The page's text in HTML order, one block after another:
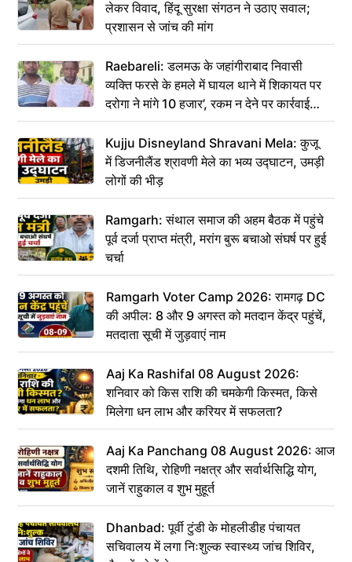
लेकर विवाद, हिंदू सुरक्षा संगठन ने उठाए सवाल;
प्रशासन से जांच की मांग
Raebareli: डलमऊ के जहांगीराबाद निवासी
व्यक्ति फरसे के हमले में घायल थाने में शिकायत पर
दरोगा ने मांगे 10 हजार’, रकम न देने पर कार्रवाई
ठंडी!
Kujju Disneyland Shravani Mela: कुजू
में डिजनीलैंड श्रावणी मेले का भव्य उद्घाटन, उमड़ी
लोगों की भीड़
Ramgarh: संथाल समाज की अहम बैठक में पहुंचे
पूर्व दर्जा प्राप्त मंत्री, मरांग बुरू बचाओ संघर्ष पर हुई
चर्चा
Ramgarh Voter Camp 2026: रामगढ़ DC
की अपील: 8 और 9 अगस्त को मतदान केंद्र पहुंचें,
मतदाता सूची में जुड़वाएं नाम
Aaj Ka Rashifal 08 August 2026:
शनिवार को किस राशि की चमकेगी किस्मत, किसे
मिलेगा धन लाभ और करियर में सफलता?
Aaj Ka Panchang 08 August 2026: आज
दशमी तिथि, रोहिणी नक्षत्र और सर्वार्थसिद्धि योग,
जानें राहुकाल व शुभ मुहूर्त
Dhanbad: पूर्वी टुंडी के मोहलीडीह पंचायत
सचिवालय में लगा निःशुल्क स्वास्थ्य जांच शिविर,